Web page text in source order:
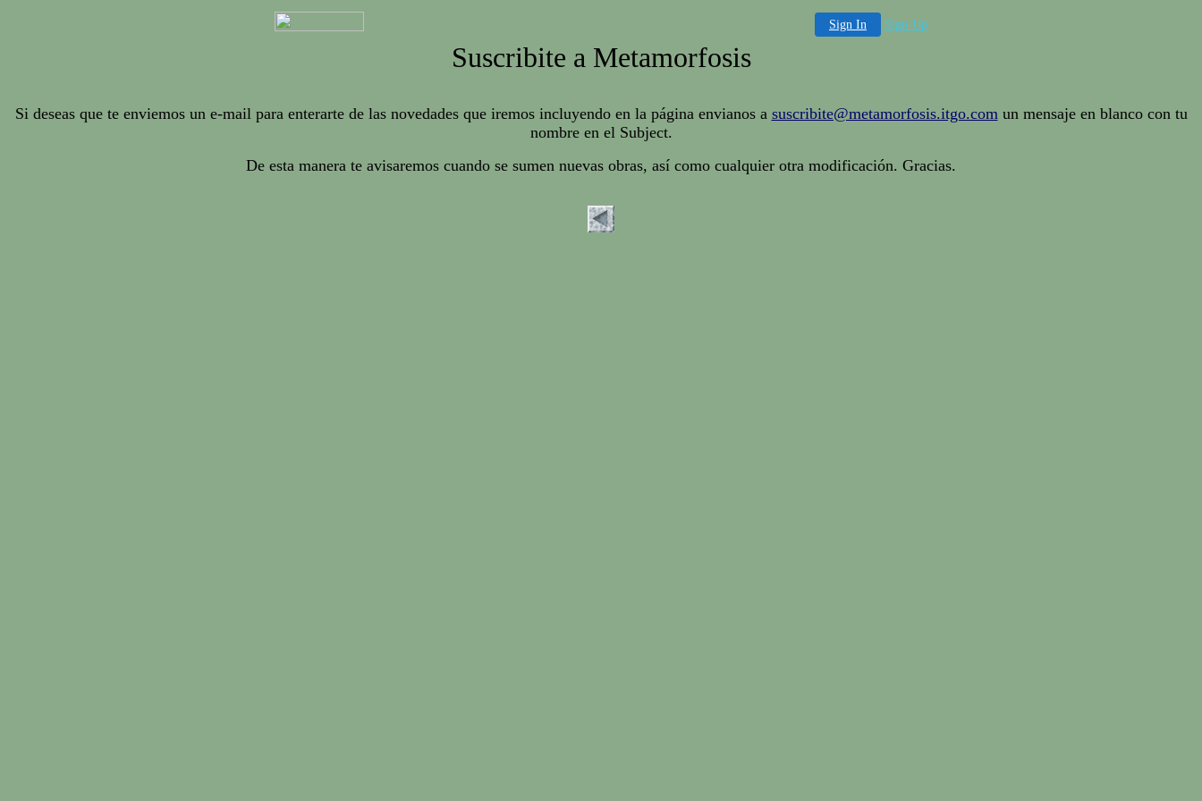
Sign In Sign-Up
Suscribite a Metamorfosis
Si deseas que te enviemos un e-mail para enterarte de las novedades que iremos incluyendo en la página envianos a suscribite@metamorfosis.itgo.comun mensaje en blanco con tu
nombre en el Subject.
De esta manera te avisaremos cuando se sumen nuevas obras, así como cualquier otra modificación. Gracias.